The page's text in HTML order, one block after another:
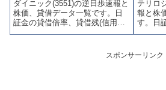
やすくまとめて掲載していま
す。
やすく
す。
ダイニック(3551)の逆日歩速報と
株価、貸借データ一覧です。日
証金の貸借倍率、貸借残(信用買
残、信用売残)、品貸料(逆日
喚起・申込停止)など、空売り関
連情報を集計し、図解でわかり
テリロ
報と株
す。日
(信用買
(注意
り関連
スポンサーリンク